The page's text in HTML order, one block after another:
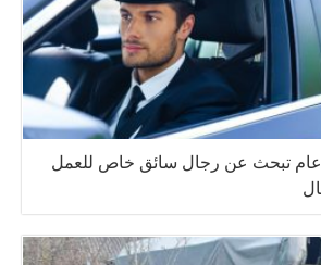
سعودية مطلقة 31 عام تبحث عن رجال سائق خاص للعمل